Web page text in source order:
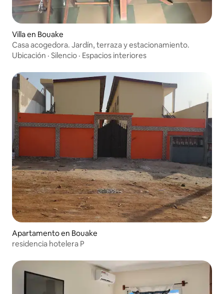
Villa en Bouake
Casa acogedora. Jardín, terraza y estacionamiento.
Ubicación · Silencio · Espacios interiores
Apartamento en Bouake
residencia hotelera P